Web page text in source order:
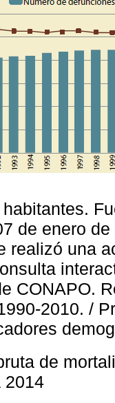
de enero
realizó una
CONAPO.
2010. /
de
2014